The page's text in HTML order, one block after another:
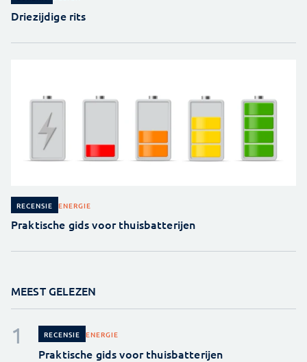
Driezijdige rits
RECENSIE ENERGIE
Praktische gids voor thuisbatterijen
MEEST GELEZEN
RECENSIE ENERGIE
Praktische gids voor thuisbatterijen